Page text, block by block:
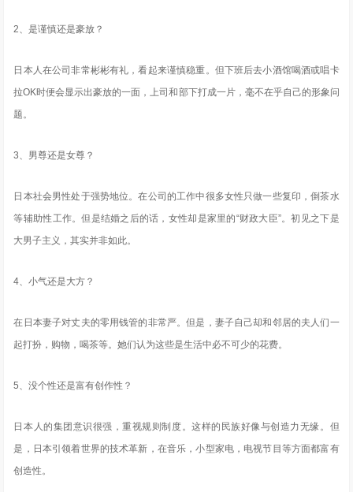
2、是谨慎还是豪放？
日本人在公司非常彬彬有礼，看起来谨慎稳重。但下班后去小酒馆喝酒或唱卡
拉OK时便会显示出豪放的一面，上司和部下打成一片，毫不在乎自己的形象问
题。
3、男尊还是女尊？
日本社会男性处于强势地位。在公司的工作中很多女性只做一些复印，倒茶水
等辅助性工作。但是结婚之后的话，女性却是家里的“财政大臣”。初见之下是
大男子主义，其实并非如此。
4、小气还是大方？
在日本妻子对丈夫的零用钱管的非常严。但是，妻子自己却和邻居的夫人们一
起打扮，购物，喝茶等。她们认为这些是生活中必不可少的花费。
5、没个性还是富有创作性？
日本人的集团意识很强，重视规则制度。这样的民族好像与创造力无缘。但
是，日本引领着世界的技术革新，在音乐，小型家电，电视节目等方面都富有
创造性。